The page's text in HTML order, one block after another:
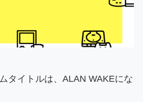
タイトルは、ALAN WAKEにな